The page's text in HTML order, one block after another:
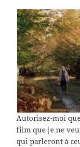
Autorisez-moi
film que je ne
qui parleront à